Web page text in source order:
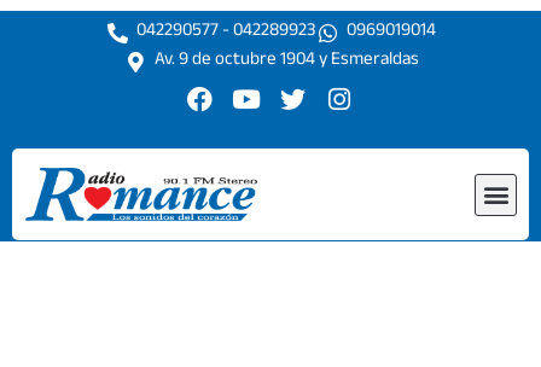
Ir
042290577 - 042289923
0969019014
Av. 9 de octubre 1904 y Esmeraldas
F
c
e
b
o
o
Y
u
t
u
b
e
T
i
r
I
s
r